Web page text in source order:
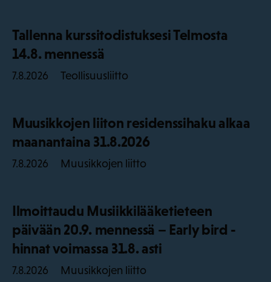
Tallenna kurssitodistuksesi Telmosta
14.8. mennessä
7.8.2026 Teollisuusliitto
Muusikkojen liiton residenssihaku alkaa
maanantaina 31.8.2026
7.8.2026 Muusikkojen liitto
Ilmoittaudu Musiikkilääketieteen
päivään 20.9. mennessä – Early bird -
hinnat voimassa 31.8. asti
7.8.2026 Muusikkojen liitto